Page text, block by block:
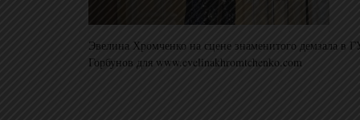
Эвелина Хромченко на сцене знаменитого демзала
Горбунов для www.evelinakhromtchenko.com